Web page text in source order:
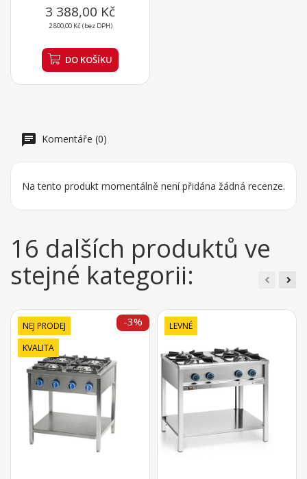
3 388,00 Kč
2 800,00 Kč (bez DPH)
DO KOŠÍKU
Komentáře (0)
Na tento produkt momentálně není přidána žádná recenze.
16 dalších produktů ve
stejné kategorii:
NEJ PRODEJ
KVALITA
-3% LEVNÉ